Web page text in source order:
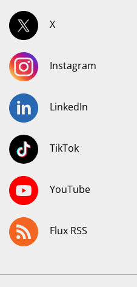
X
Instagram
LinkedIn
TikTok
YouTube
Flux RSS